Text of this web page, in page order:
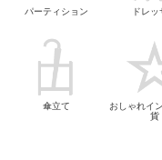
パーティション ドレッ
傘立て
おしゃれイ
貨